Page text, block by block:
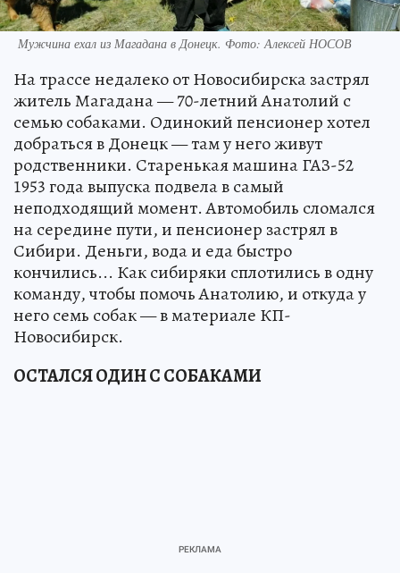
Мужчина ехал из Магадана в Донецк. Фото: Алексей НОСОВ
На трассе недалеко от Новосибирска застрял
житель Магадана — 70-летний Анатолий с
семью собаками. Одинокий пенсионер хотел
добраться в Донецк — там у него живут
родственники. Старенькая машина ГАЗ-52
1953 года выпуска подвела в самый
неподходящий момент. Автомобиль сломался
на середине пути, и пенсионер застрял в
Сибири. Деньги, вода и еда быстро
кончились... Как сибиряки сплотились в одну
команду, чтобы помочь Анатолию, и откуда у
него семь собак — в материале КП-
Новосибирск.
ОСТАЛСЯ ОДИН С СОБАКАМИ